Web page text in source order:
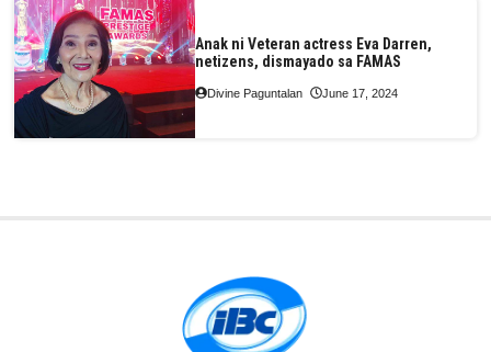
Anak ni Veteran actress Eva Darren,
netizens, dismayado sa FAMAS
Divine Paguntalan June 17, 2024